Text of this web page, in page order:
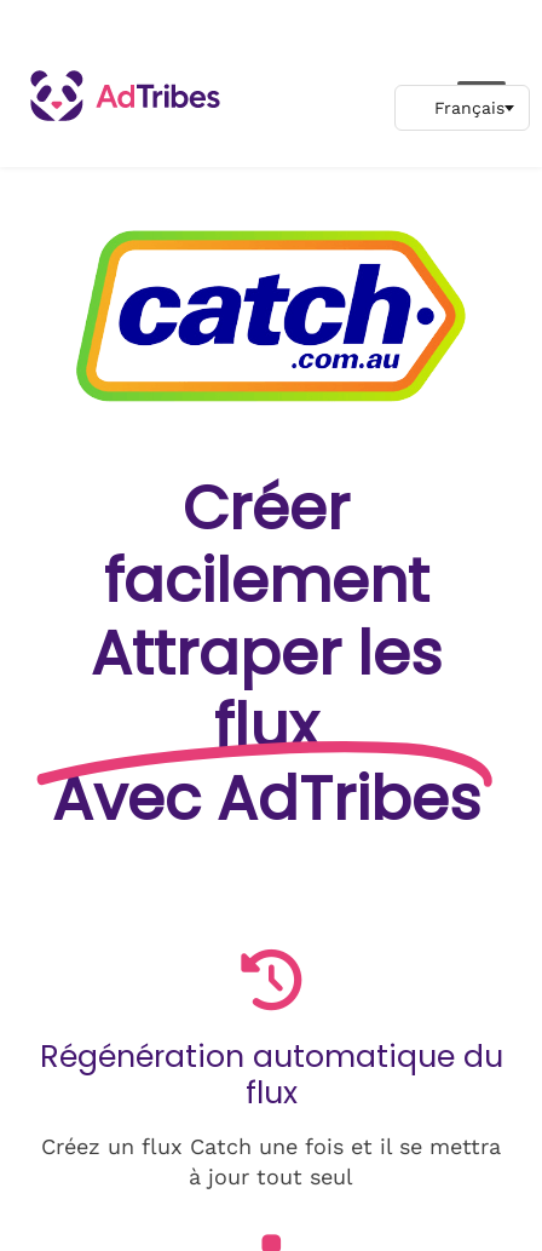
Créer
facilement
Attraper les
flux
Avec AdTribes
Régénération automatique du
flux
Créez un flux Catch une fois et il se mettra
à jour tout seul